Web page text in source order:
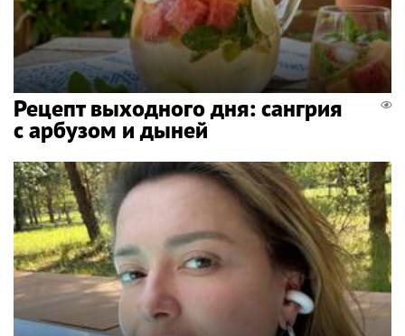
Рецепт выходного дня: сангрия
с арбузом и дыней